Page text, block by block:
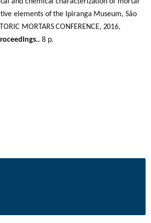
elements of the Ipiranga Museum, São
MORTARS CONFERENCE, 2016,
8 p.